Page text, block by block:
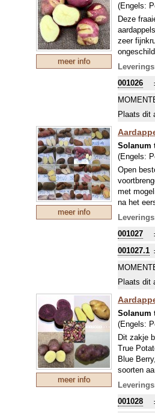
meer info
(Engels:
Deze
zeer
om te
maakt er
ons
normale
uitplanten
001026
Plaats dit
meer info
Solanum
(Engels:
Open
met
na het
uit. Pas
is! De
001027
001027.1
Plaats dit
meer info
Solanum
(Engels:
Dit zakje
True
Blue
soorten
maakt er
001028